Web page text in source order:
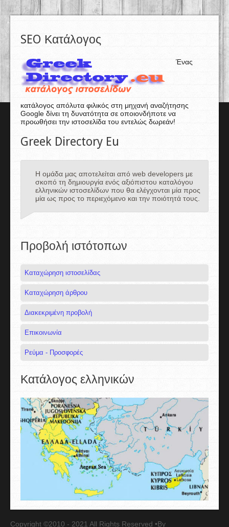
SEO Κατάλογος
Ένας
κατάλογος απόλυτα φιλικός στη μηχανή αναζήτησης
Google δίνει τη δυνατότητα σε οποιονδήποτε να
προωθήσει την ιστοσελίδα του εντελώς δωρεάν!
Greek Directory Eu
Η ομάδα μας αποτελείται από web developers με
σκοπό τη δημιουργία ενός αξιόπιστου καταλόγου
ελληνικών ιστοσελίδων που θα ελέγχονται μία προς
μία ως προς το περιεχόμενο και την ποιότητά τους.
Προβολή ιστότοπων
Καταχώρηση ιστοσελίδας
Καταχώρηση άρθρου
Διακεκριμένη προβολή
Επικοινωνία
Ρεύμα - Προσφορές
Κατάλογος ελληνικών
Copyright ©2010 - 2021 All Rights Reserved •By